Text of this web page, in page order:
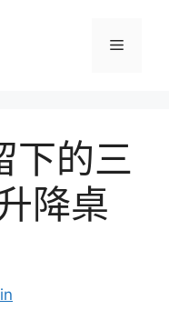
選
下的三
降桌